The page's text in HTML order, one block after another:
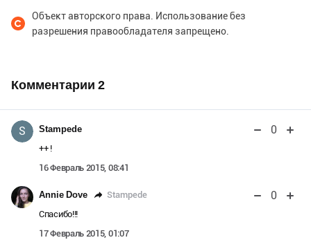
Объект авторского права. Использование без
разрешения правообладателя запрещено.
Комментарии 2
S Stampede 0
++ !
16 Февраль 2015, 08:41
Annie Dove Stampede 0
Спасибо!!!
17 Февраль 2015, 01:07